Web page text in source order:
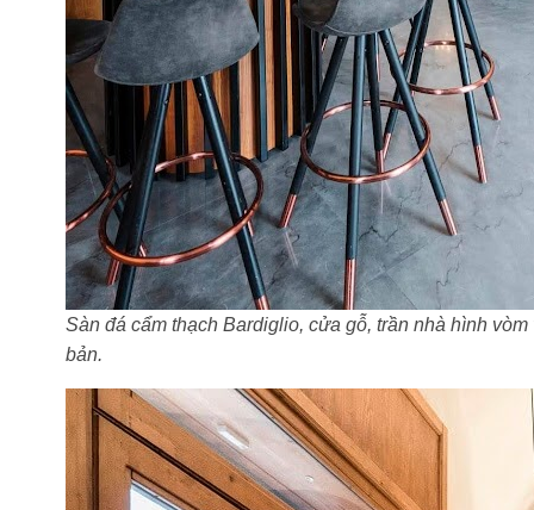
Sàn đá cẩm thạch Bardiglio, cửa gỗ, trần nhà hình
bản.